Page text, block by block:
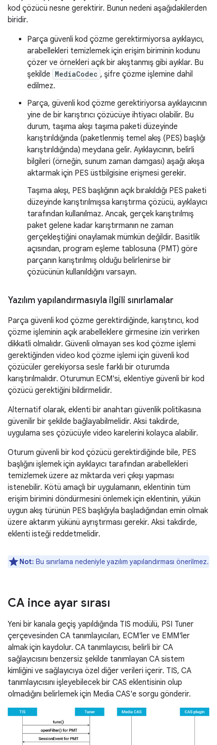
kod çözücü nesne gerektirir. Bunun nedeni aşağıdakilerden
biridir.
Parça güvenli kod çözme gerektirmiyorsa ayıklayıcı,
arabellekleri temizlemek için erişim biriminin kodunu
çözer ve örnekleri açık bir akıştanmış gibi ayıklar. Bu
şekilde MediaCodec , şifre çözme işlemine dahil
edilmez.
Parça, güvenli kod çözme gerektiriyorsa ayıklayıcının
yine de bir karıştırıcı çözücüye ihtiyacı olabilir. Bu
durum, taşıma akışı taşıma paketi düzeyinde
karıştırıldığında (paketlenmiş temel akış (PES) başlığı
karıştırıldığında) meydana gelir. Ayıklayıcının, belirli
bilgileri (örneğin, sunum zaman damgası) aşağı akışa
aktarmak için PES üstbilgisine erişmesi gerekir.
Taşıma akışı, PES başlığının açık bırakıldığı PES paketi
düzeyinde karıştırılmışsa karıştırma çözücü, ayıklayıcı
tarafından kullanılmaz. Ancak, gerçek karıştırılmış
paket gelene kadar karıştırmanın ne zaman
gerçekleştiğini onaylamak mümkün değildir. Basitlik
açısından, program eşleme tablosuna (PMT) göre
parçanın karıştırılmış olduğu belirlenirse bir
çözücünün kullanıldığını varsayın.
Yazılım yapılandırmasıyla ilgili sınırlamalar
Parça güvenli kod çözme gerektirdiğinde, karıştırıcı, kod
çözme işleminin açık arabelleklere girmesine izin verirken
dikkatli olmalıdır. Güvenli olmayan ses kod çözme işlemi
gerektiğinden video kod çözme işlemi için güvenli kod
çözücüler gerekiyorsa sesle farklı bir oturumda
karıştırılmalıdır. Oturumun ECM'si, eklentiye güvenli bir kod
çözücü gerektiğini bildirmelidir.
Alternatif olarak, eklenti bir anahtarı güvenlik politikasına
güvenilir bir şekilde bağlayabilmelidir. Aksi takdirde,
uygulama ses çözücüyle video karelerini kolayca alabilir.
Oturum güvenli bir kod çözücü gerektirdiğinde bile, PES
başlığını işlemek için ayıklayıcı tarafından arabellekleri
temizlemek üzere az miktarda veri çıkışı yapması
istenebilir. Kötü amaçlı bir uygulamanın, eklentinin tüm
erişim birimini döndürmesini önlemek için eklentinin, yükün
uygun akış türünün PES başlığıyla başladığından emin olmak
üzere aktarım yükünü ayrıştırması gerekir. Aksi takdirde,
eklenti isteği reddetmelidir.
Not: Bu sınırlama nedeniyle yazılım yapılandırması önerilmez.
CA ince ayar sırası
Yeni bir kanala geçiş yapıldığında TIS modülü, PSI Tuner
çerçevesinden CA tanımlayıcıları, ECM'ler ve EMM'ler
almak için kaydolur. CA tanımlayıcısı, belirli bir CA
sağlayıcısını benzersiz şekilde tanımlayan CA sistem
kimliğini ve sağlayıcıya özel diğer verileri içerir. TIS, CA
tanımlayıcısını işleyebilecek bir CAS eklentisinin olup
olmadığını belirlemek için Media CAS'e sorgu gönderir.